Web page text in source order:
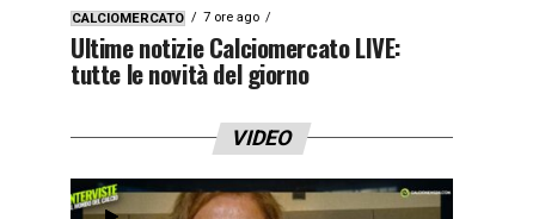
CALCIOMERCATO 7 ore ago
Ultime notizie Calciomercato LIVE:
tutte le novità del giorno
VIDEO